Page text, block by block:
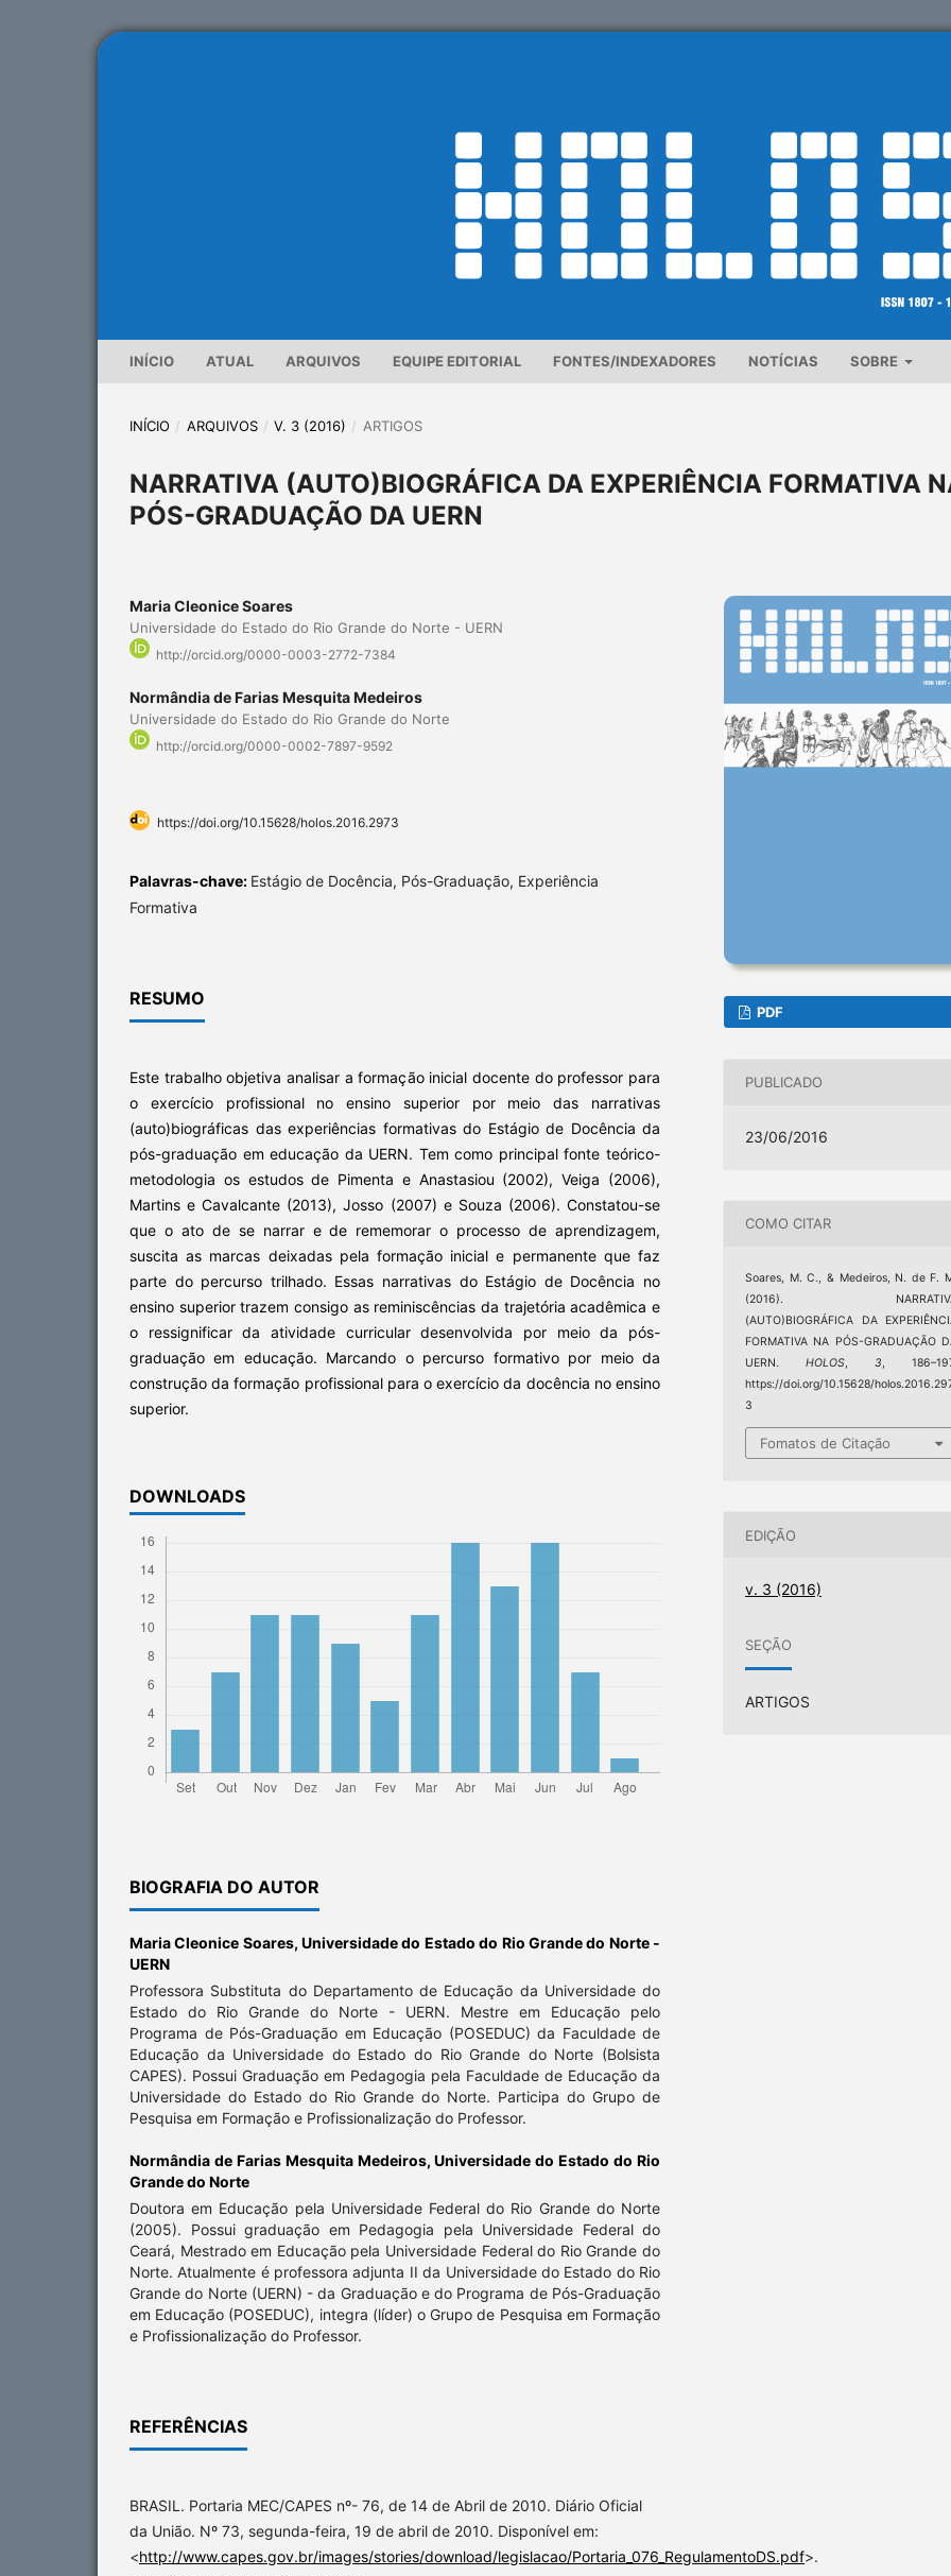
INÍCIO ATUAL ARQUIVOS EQUIPE EDITORIAL FONTES/INDEXADORES NOTÍCIAS SOBRE
INÍCIO / ARQUIVOS / V. 3 (2016) / ARTIGOS
NARRATIVA (AUTO)BIOGRÁFICA DA EXPERIÊNCIA FORMATIVA
PÓS-GRADUAÇÃO DA UERN
Maria Cleonice Soares
Universidade do Estado do Rio Grande do Norte - UERN
http://orcid.org/0000-0003-2772-7384
Normândia de Farias Mesquita Medeiros
Universidade do Estado do Rio Grande do Norte
http://orcid.org/0000-0002-7897-9592
https://doi.org/10.15628/holos.2016.2973
Palavras-chave: Estágio de Docência, Pós-Graduação, Experiência
Formativa
RESUMO
Este trabalho objetiva analisar a formação inicial docente do professor para
o exercício profissional no ensino superior por meio das narrativas
(auto)biográficas das experiências formativas do Estágio de Docência da
pós-graduação em educação da UERN. Tem como principal fonte teórico-
metodologia os estudos de Pimenta e Anastasiou (2002), Veiga (2006),
Martins e Cavalcante (2013), Josso (2007) e Souza (2006). Constatou-se
que o ato de se narrar e de rememorar o processo de aprendizagem,
suscita as marcas deixadas pela formação inicial e permanente que faz
parte do percurso trilhado. Essas narrativas do Estágio de Docência no
ensino superior trazem consigo as reminiscências da trajetória acadêmica e
o ressignificar da atividade curricular desenvolvida por meio da pós-
graduação em educação. Marcando o percurso formativo por meio da
construção da formação profissional para o exercício da docência no ensino
superior.
DOWNLOADS
BIOGRAFIA DO AUTOR
Maria Cleonice Soares,Universidade do Estado do Rio Grande do Norte -
UERN
Professora Substituta do Departamento de Educação da Universidade do
Estado do Rio Grande do Norte - UERN. Mestre em Educação pelo
Programa de Pós-Graduação em Educação (POSEDUC) da Faculdade de
Educação da Universidade do Estado do Rio Grande do Norte (Bolsista
CAPES). Possui Graduação em Pedagogia pela Faculdade de Educação da
Universidade do Estado do Rio Grande do Norte. Participa do Grupo de
Pesquisa em Formação e Profissionalização do Professor.
Normândia de Farias Mesquita Medeiros,Universidade do Estado do Rio
Grande do Norte
Doutora em Educação pela Universidade Federal do Rio Grande do Norte
(2005). Possui graduação em Pedagogia pela Universidade Federal do
Ceará, Mestrado em Educação pela Universidade Federal do Rio Grande do
Norte. Atualmente é professora adjunta II da Universidade do Estado do Rio
Grande do Norte (UERN) - da Graduação e do Programa de Pós-Graduação
em Educação (POSEDUC), integra (líder) o Grupo de Pesquisa em Formação
e Profissionalização do Professor.
REFERÊNCIAS
BRASIL. Portaria MEC/CAPES nº- 76, de 14 de Abril de 2010. Diário Oficial
da União. Nº 73, segunda-feira, 19 de abril de 2010. Disponível em:
<http://www.capes.gov.br/images/stories/download/legislacao/Portaria_076_RegulamentoDS.pdf>.
PDF
PUBLICADO
23/06/2016
COMO CITAR
Soares, M. C., & Medeiros, N. de F.
(2016).
(AUTO)BIOGRÁFICA DA
FORMATIVA NA PÓS-GRADUAÇÃO
UERN.HOLOS ,3 ,
https://doi.org/10.15628/
3
Fomatos de Citação
EDIÇÃO
v. 3 (2016)
SEÇÃO
ARTIGOS